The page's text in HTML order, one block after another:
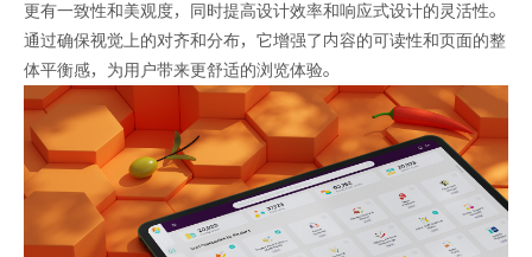
更有一致性和美观度，同时提高设计效率和响应式设计的灵活性。
通过确保视觉上的对齐和分布，它增强了内容的可读性和页面的整
体平衡感，为用户带来更舒适的浏览体验。